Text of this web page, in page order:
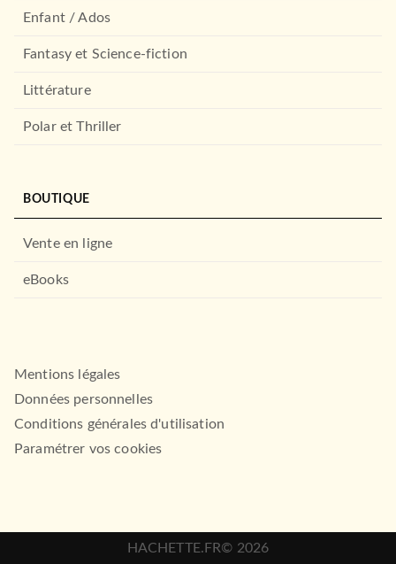
Enfant / Ados
Fantasy et Science-fiction
Littérature
Polar et Thriller
BOUTIQUE
Vente en ligne
eBooks
Mentions légales
Données personnelles
Conditions générales d'utilisation
Paramétrer vos cookies
HACHETTE.FR© 2026